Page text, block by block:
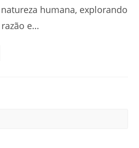
humana, explorando
e…